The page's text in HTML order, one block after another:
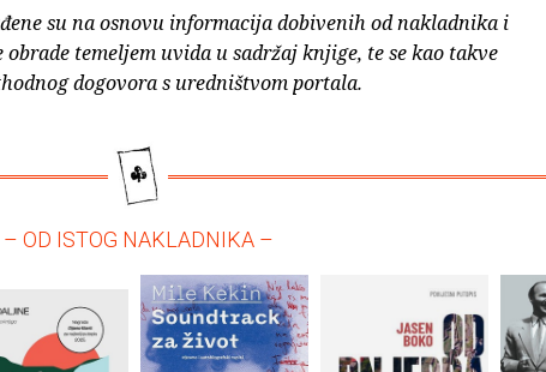
su na osnovu informacija dobivenih od nakladnika i
temeljem uvida u sadržaj knjige, te se kao takve
dogovora s uredništvom portala.
– OD ISTOG NAKLADNIKA –